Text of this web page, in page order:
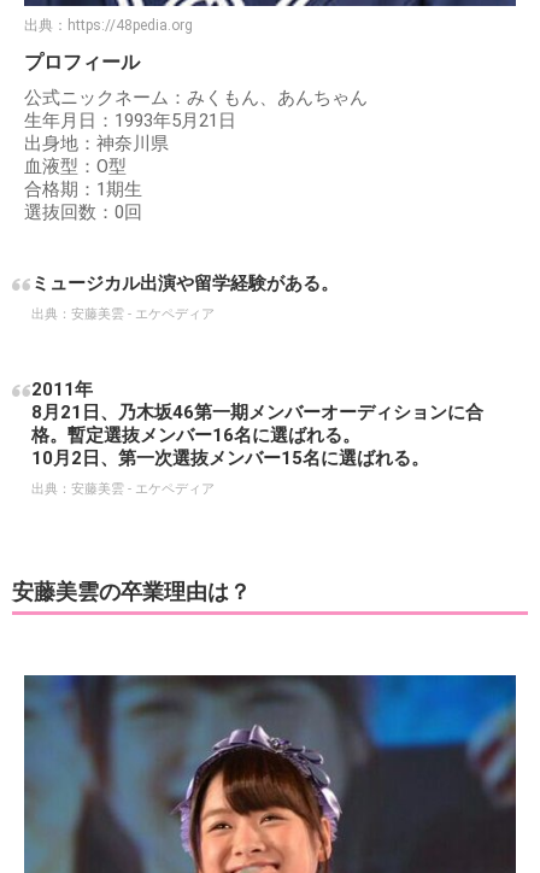
出典： https://48pedia.org
プロフィール
公式ニックネーム：みくもん、あんちゃん
生年月日：1993年5月21日
出身地：神奈川県
血液型：O型
合格期：1期生
選抜回数：0回
ミュージカル出演や留学経験がある。
出典： 安藤美雲 - エケペディア
2011年
8月21日、乃木坂46第一期メンバーオーディションに合
格。暫定選抜メンバー16名に選ばれる。
10月2日、第一次選抜メンバー15名に選ばれる。
出典： 安藤美雲 - エケペディア
安藤美雲の卒業理由は？